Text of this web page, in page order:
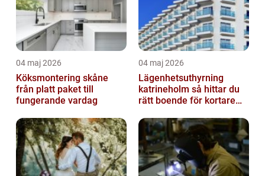
04 maj 2026
Köksmontering skåne
från platt paket till
fungerande vardag
04 maj 2026
Lägenhetsuthyrning
katrineholm så hittar du
rätt boende för kortare